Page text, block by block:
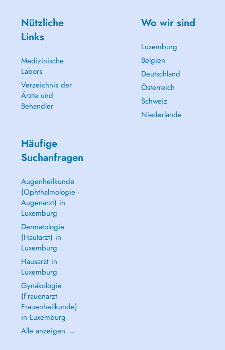
Nützliche
Links
Medizinische
Labors
Verzeichnis der
Ärzte und
Behandler
Wo wir sind
Luxemburg
Belgien
Deutschland
Österreich
Schweiz
Niederlande
Häufige
Suchanfragen
Augenheilkunde
(Ophthalmologie -
Augenarzt) in
Luxemburg
Dermatologie
(Hautarzt) in
Luxemburg
Hausarzt in
Luxemburg
Gynäkologie
(Frauenarzt -
Frauenheilkunde)
in Luxemburg
Alle anzeigen →